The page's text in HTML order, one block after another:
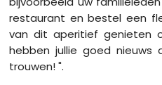
restaurant en bestel een
van dit aperitief genieten
hebben jullie goed nieuws
trouwen! ".